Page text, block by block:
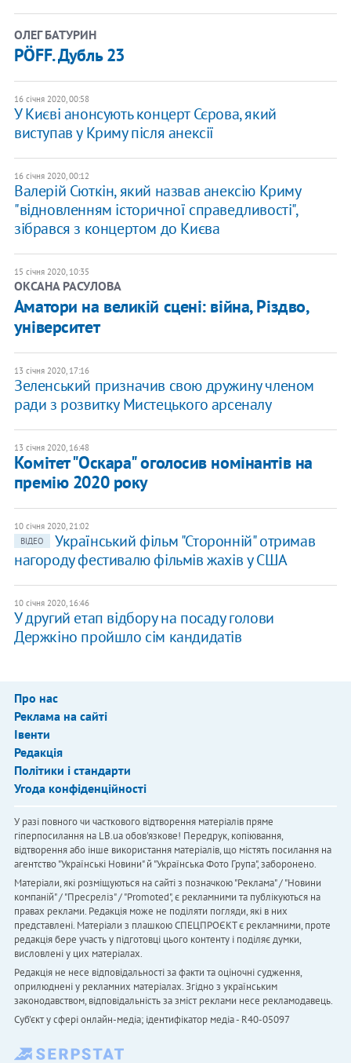
ОЛЕГ БАТУРИН
PÖFF. Дубль 23
16 січня 2020, 00:58
У Києві анонсують концерт Сєрова, який
виступав у Криму після анексії
16 січня 2020, 00:12
Валерій Сюткін, який назвав анексію Криму
"відновленням історичної справедливості",
зібрався з концертом до Києва
15 січня 2020, 10:35
ОКСАНА РАСУЛОВА
Аматори на великій сцені: війна, Різдво,
університет
13 січня 2020, 17:16
Зеленський призначив свою дружину членом
ради з розвитку Мистецького арсеналу
13 січня 2020, 16:48
Комітет "Оскара" оголосив номінантів на
премію 2020 року
10 січня 2020, 21:02
ВІДЕО
Український фільм "Сторонній" отримав
нагороду фестивалю фільмів жахів у США
10 січня 2020, 16:46
У другий етап відбору на посаду голови
Держкіно пройшло сім кандидатів
Про нас
Реклама на сайті
Івенти
Редакція
Політики і стандарти
Угода конфіденційності
У разі повного чи часткового відтворення матеріалів пряме
гіперпосилання на LB.ua обов'язкове! Передрук, копіювання,
відтворення або інше використання матеріалів, що містять посилання на
агентство "Українськi Новини" й "Українська Фото Група", заборонено.
Матеріали, які розміщуються на сайті з позначкою "Реклама" / "Новини
компаній" / "Пресреліз" / "Promoted", є рекламними та публікуються на
правах реклами. Редакція може не поділяти погляди, які в них
представлені. Матеріали з плашкою СПЕЦПРОЄКТ є рекламними, проте
редакція бере участь у підготовці цього контенту і поділяє думки,
висловлені у цих матеріалах.
Редакція не несе відповідальності за факти та оціночні судження,
оприлюднені у рекламних матеріалах. Згідно з українським
законодавством, відповідальність за зміст реклами несе рекламодавець.
Cуб'єкт у сфері онлайн-медіа; ідентифікатор медіа - R40-05097